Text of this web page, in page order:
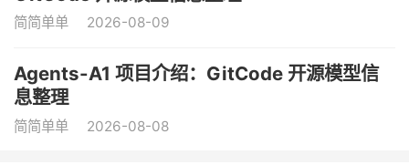
简简单单 2026-08-09
Agents-A1 项目介绍：GitCode 开源模型信
息整理
简简单单 2026-08-08